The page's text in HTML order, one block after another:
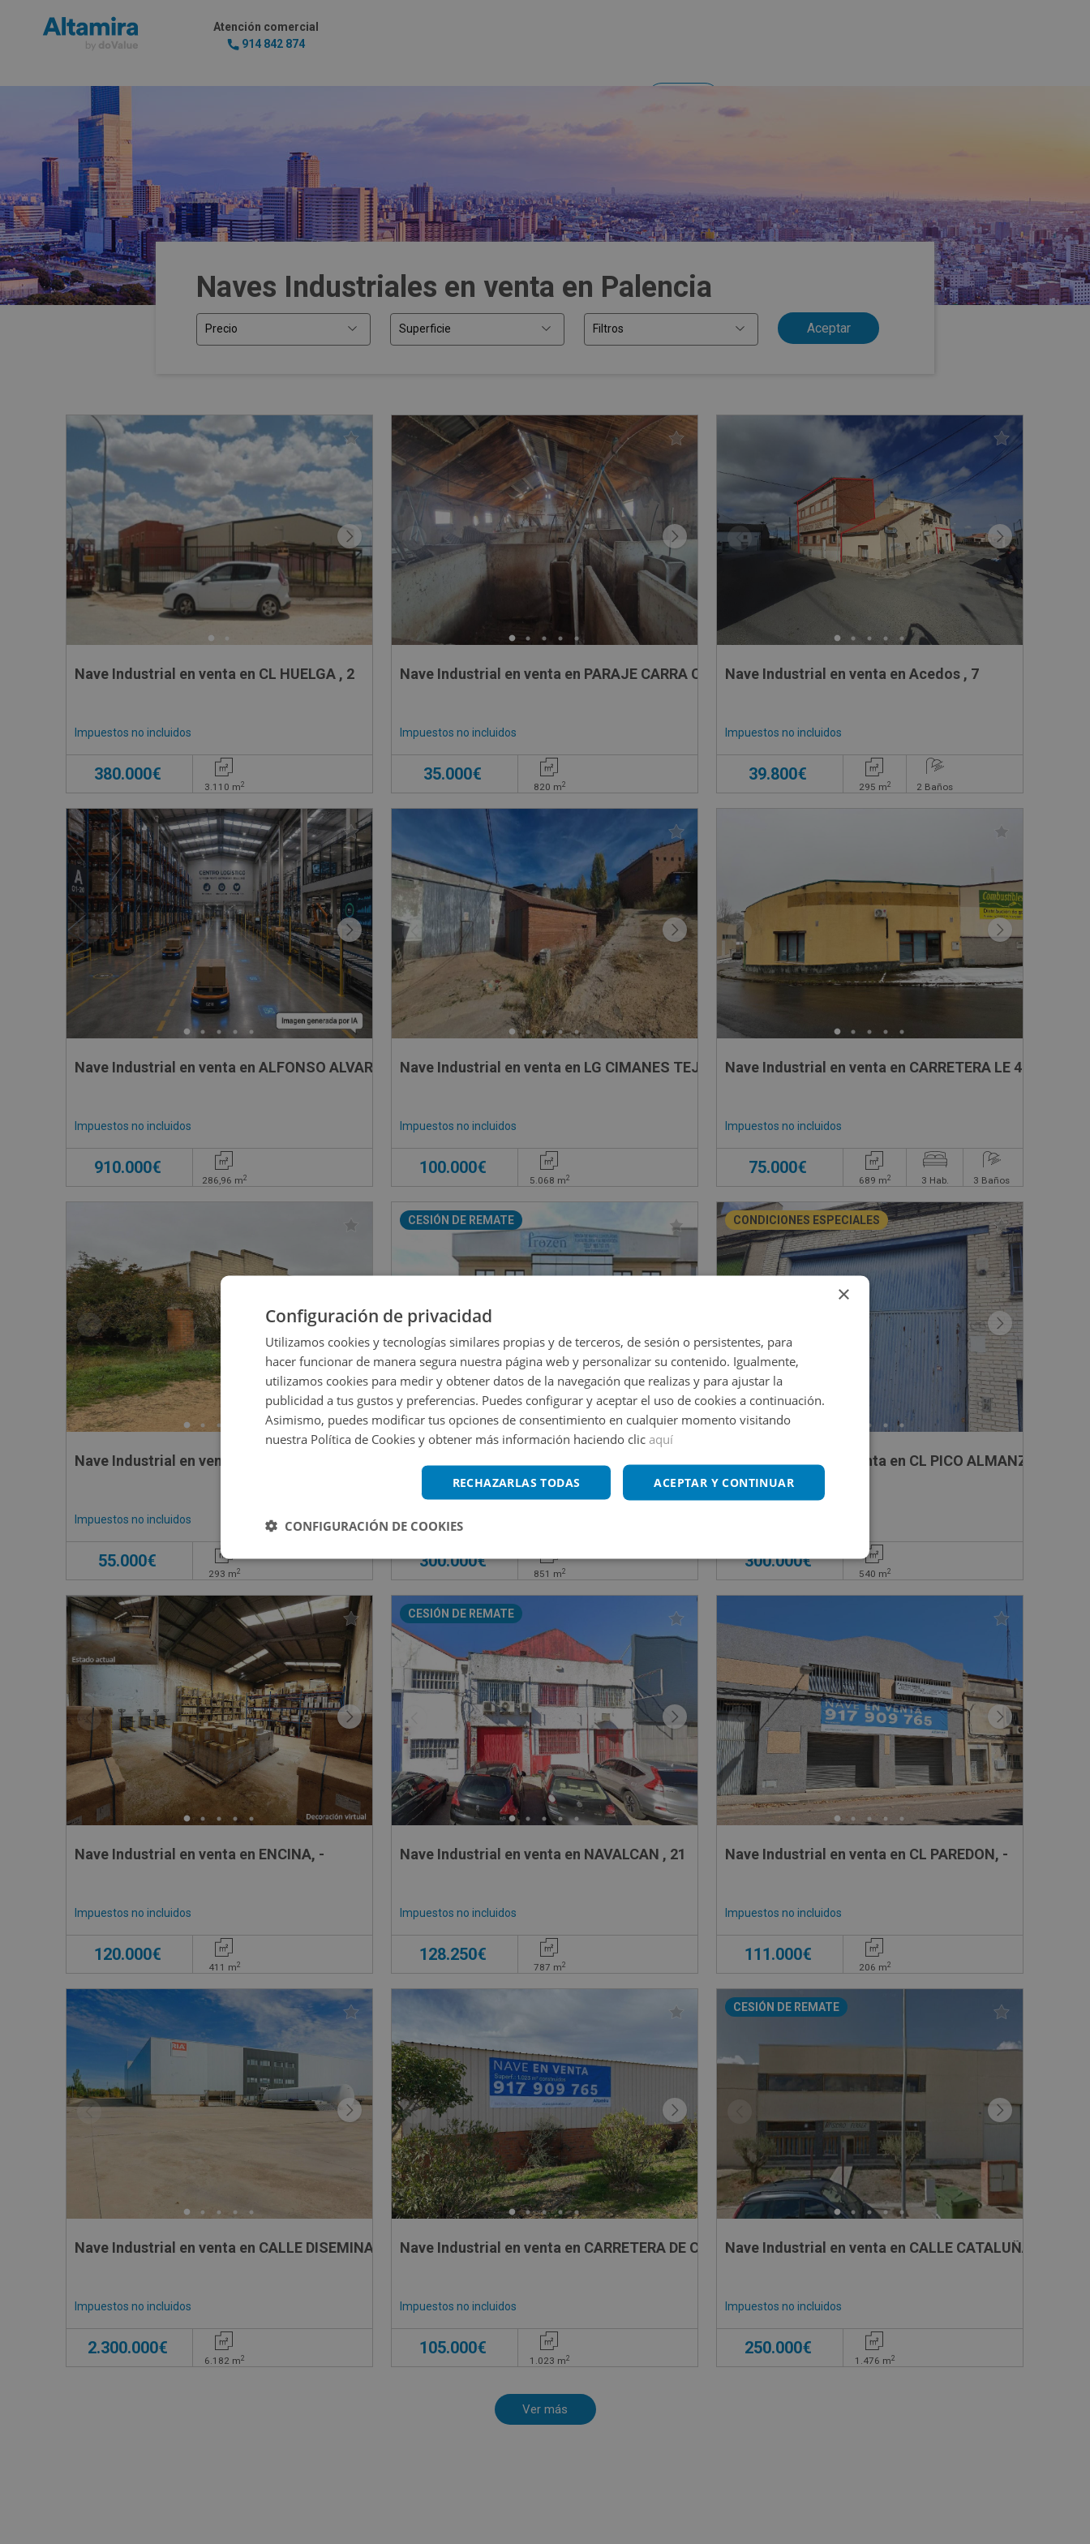
Atención comercial
914 842 874
Naves Industriales en venta en Palencia
Precio Superficie Filtros
Nave Industrial en venta en CL HUELGA , 2
Impuestos no incluidos
380.000€
3.110 m2
Nave Industrial en venta en PARAJE CARRA CUADRON, 5081
Impuestos no incluidos
35.000€
820 m2
Nave Industrial en venta en Acedos , 7
Impuestos no incluidos
39.800€
295 m2 2 Baños
Nave Industrial en venta en ALFONSO ALVAREZ MIRANDA, -
Impuestos no incluidos
910.000€
286,96 m2
Nave Industrial en venta en LG CIMANES TEJAR 1021 Polígono 8, 310
Impuestos no incluidos
100.000€
5.068 m2
Nave Industrial en
Impuestos no incluidos
75.000€
689 m2 3 Hab. 3 Baños
Nave Industrial en venta en SITIO DE CARAMBOLES, SN
Impuestos no incluidos
55.000€
293 m2
CESIÓN DE REMATE
Nave Industrial en venta en CL LOS ROBLES, 7
Impuestos no incluidos
300.000€
851 m2
CONDICIONES ESPECIALES
Nave Industrial en venta en CL PICO ALMANZOR, 13
300.000€
540 m2
Nave Industrial en venta en ENCINA, -
Impuestos no incluidos
120.000€
411 m2
CESIÓN DE REMATE
Nave Industrial en venta en NAVALCAN , 21
Impuestos no incluidos
128.250€
787 m2
Nave Industrial en venta en CL PAREDON, -
Impuestos no incluidos
111.000€
206 m2
Nave Industrial en venta en CALLE DISEMINADOS 160 POLIGONO 21, 160
Impuestos no incluidos
2.300.000€
6.182 m2
Nave Industrial en venta en CARRETERA DE CABEZA DEL BUEY SN, SN
Impuestos no incluidos
105.000€
1.023 m2
CESIÓN DE REMATE
Nave Industrial en venta en CALLE CATALUÑA , 5
Impuestos no incluidos
250.000€
1.476 m2
×
Configuración de privacidad
Utilizamos cookies y tecnologías similares propias y de terceros, de sesión o persistentes, para
hacer funcionar de manera segura nuestra página web y personalizar su contenido. Igualmente,
utilizamos cookies para medir y obtener datos de la navegación que realizas y para ajustar la
publicidad a tus gustos y preferencias. Puedes configurar y aceptar el uso de cookies a continuación.
Asimismo, puedes modificar tus opciones de consentimiento en cualquier momento visitando
nuestra Política de Cookies y obtener más información haciendo clic aquí
ACEPTAR Y CONTINUAR
RECHAZARLAS TODAS
CONFIGURACIÓN DE COOKIES